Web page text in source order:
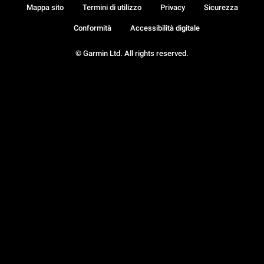
© Garmin Ltd. All rights reserved.
Mappa sito Termini di utilizzo Privacy Sicurezza
Conformità Accessibilità digitale